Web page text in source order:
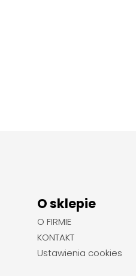
O sklepie
O FIRMIE
KONTAKT
Ustawienia cookies